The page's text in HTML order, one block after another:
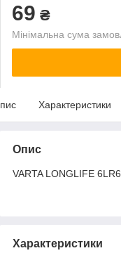
69 ₴
Мінімальна сума
Характеристики
Опис
VARTA LONGLIFE
Характеристики